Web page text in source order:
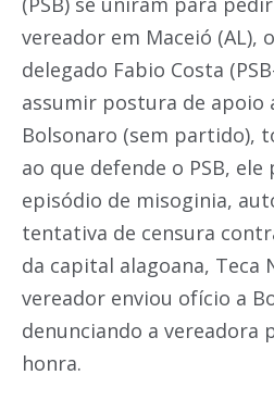
vereador em Maceió (AL),
delegado Fabio Costa
assumir postura de apoio
Bolsonaro (sem partido),
ao que defende o PSB,
episódio de misoginia,
tentativa de censura
da capital alagoana, Teca
vereador enviou ofício a
denunciando a vereadora
honra.